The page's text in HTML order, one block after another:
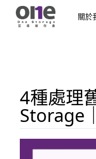
關於
4種處理
Storage